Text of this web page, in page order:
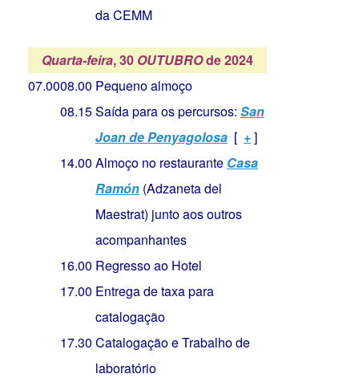
da CEMM
Quarta-feira, 30 OUTUBROde 2024
07.0008.00 Pequeno almoço
08.15Saída para os percursos: San
Joan de Penyagolosa [ +]
14.00 Almoço no restaurante Casa
Ramón (Adzaneta del
Maestrat) junto aos outros
acompanhantes
16.00 Regresso ao Hotel
17.00 Entrega de taxa para
catalogação
17.30 Catalogação e Trabalho de
laboratório